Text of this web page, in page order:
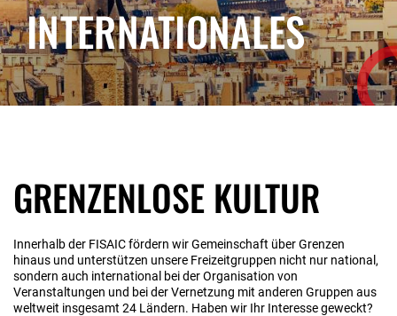
INTERNATIONALES
GRENZENLOSE KULTUR
Innerhalb der FISAIC fördern wir Gemeinschaft über Grenzen
hinaus und unterstützen unsere Freizeitgruppen nicht nur national,
sondern auch international bei der Organisation von
Veranstaltungen und bei der Vernetzung mit anderen Gruppen aus
weltweit insgesamt 24 Ländern. Haben wir Ihr Interesse geweckt?